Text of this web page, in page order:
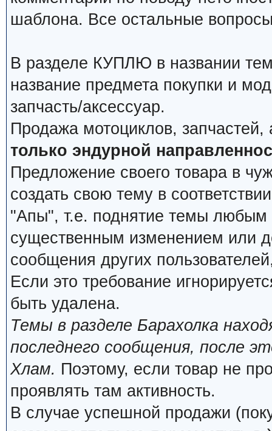
шаблона. Все остальные
В разделе КУПЛЮ в названии
название предмета покупки и
запчасть/аксессуар.
Продажа мотоциклов, запчастей,
только эндурной
Предложение своего товара в
создать свою тему в
"Апы", т.е. поднятие темы любым
существенным изменением или
сообщения других
Если это требование
быть удалена.
Темы в разделе Барахолка
последнего сообщения, после
Хлам. Поэтому, если товар не
проявлять там активность.
В случае успешной продажи